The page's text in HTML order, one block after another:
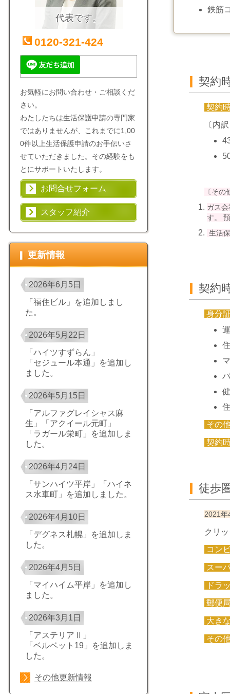
鉄筋
契約
契約
〔内
〔そ
ガス
す。
生活
契約
身分
その
契約
徒歩
2021年
クリ
コン
スー
ドラ
郵便
大き
その
代表です。
0120-321-424
お気軽にお問い合わせ・ご相談くだ
さい。
わたしたちは生活保護申請の専門家
ではありませんが、これまでに1,00
0件以上生活保護申請のお手伝いさ
せていただきました。その経験をも
とにサポートいたします。
お問合せフォーム
スタッフ紹介
更新情報
2026年6月5日
「福住ビル」を追加しまし
た。
2026年5月22日
「ハイツすずらん」
「セジュール本通」を追加し
ました。
2026年5月15日
「アルファグレイシャス麻
生」「アクイール元町」
「ラガール栄町」を追加しま
した。
2026年4月24日
「サンハイツ平岸」「ハイネ
ス水車町」を追加しました。
2026年4月10日
「デグネス札幌」を追加しま
した。
2026年4月5日
「マイハイム平岸」を追加し
ました。
2026年3月1日
「アステリアⅡ」
「ベルベット19」を追加しま
した。
その他更新情報